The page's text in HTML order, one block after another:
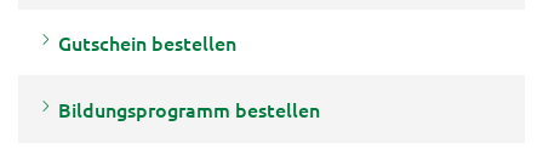
Gutschein bestellen
Bildungsprogramm bestellen